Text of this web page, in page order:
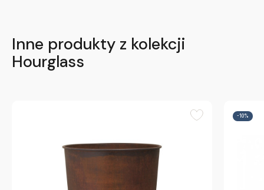
Inne produkty z kolekcji
Hourglass
-10%